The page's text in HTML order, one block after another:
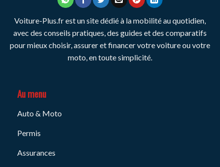
Voiture-Plus.fr est un site dédié à la mobilité au quotidien,
avec des conseils pratiques, des guides et des comparatifs
pour mieux choisir, assurer et financer votre voiture ou votre
moto, en toute simplicité.
Au menu
Auto & Moto
Permis
Assurances